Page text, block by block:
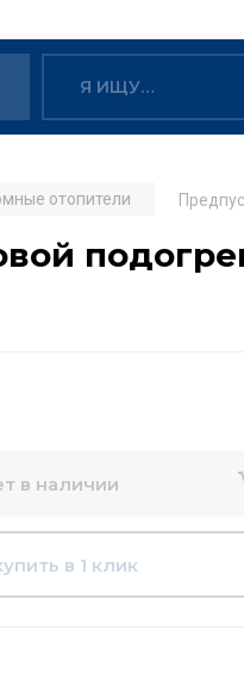
отопители
в наличии
в 1 клик